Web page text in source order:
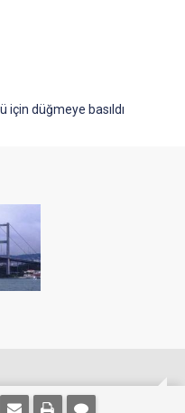
için düğmeye basıldı